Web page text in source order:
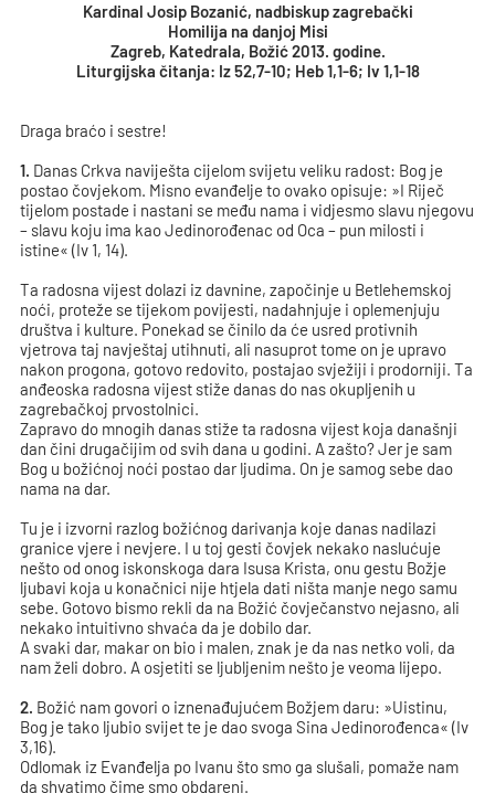
Kardinal Josip Bozanić, nadbiskup zagrebački
Homilija na danjoj Misi
Zagreb, Katedrala, Božić 2013. godine.
Liturgijska čitanja: Iz 52,7-10; Heb 1,1-6; Iv 1,1-18
Draga braćo i sestre!
1. Danas Crkva naviješta cijelom svijetu veliku radost: Bog je
postao čovjekom. Misno evanđelje to ovako opisuje: »I Riječ
tijelom postade i nastani se među nama i vidjesmo slavu njegovu
– slavu koju ima kao Jedinorođenac od Oca – pun milosti i
istine« (Iv 1, 14).
Ta radosna vijest dolazi iz davnine, započinje u Betlehemskoj
noći, proteže se tijekom povijesti, nadahnjuje i oplemenjuju
društva i kulture. Ponekad se činilo da će usred protivnih
vjetrova taj navještaj utihnuti, ali nasuprot tome on je upravo
nakon progona, gotovo redovito, postajao svježiji i prodorniji. Ta
anđeoska radosna vijest stiže danas do nas okupljenih u
zagrebačkoj prvostolnici.
Zapravo do mnogih danas stiže ta radosna vijest koja današnji
dan čini drugačijim od svih dana u godini. A zašto? Jer je sam
Bog u božićnoj noći postao dar ljudima. On je samog sebe dao
nama na dar.
Tu je i izvorni razlog božićnog darivanja koje danas nadilazi
granice vjere i nevjere. I u toj gesti čovjek nekako naslućuje
nešto od onog iskonskoga dara Isusa Krista, onu gestu Božje
ljubavi koja u konačnici nije htjela dati ništa manje nego samu
sebe. Gotovo bismo rekli da na Božić čovječanstvo nejasno, ali
nekako intuitivno shvaća da je dobilo dar.
A svaki dar, makar on bio i malen, znak je da nas netko voli, da
nam želi dobro. A osjetiti se ljubljenim nešto je veoma lijepo.
2. Božić nam govori o iznenađujućem Božjem daru: »Uistinu,
Bog je tako ljubio svijet te je dao svoga Sina Jedinorođenca« (Iv
3,16).
Odlomak iz Evanđelja po Ivanu što smo ga slušali, pomaže nam
da shvatimo čime smo obdareni.